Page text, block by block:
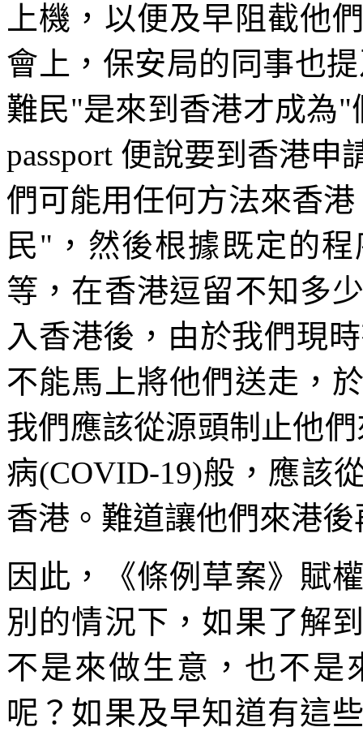
上機，以便及早阻截他
會上，保安局的同事也
難民"是來到香港才成為
passport 便說要到香港
們可能用任何方法來香
民"，然後根據既定的
等，在香港逗留不知多
入香港後，由於我們現
不能馬上將他們送走，
我們應該從源頭制止他
病(COVID-19)般，應該
香港。難道讓他們來港
因此，《條例草案》賦
別的情況下，如果了解
不是來做生意，也不是
呢？如果及早知道有這